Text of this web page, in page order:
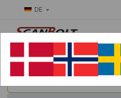
DE
Benötigen Sie Hilfe bei